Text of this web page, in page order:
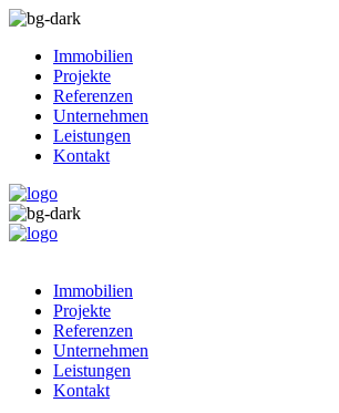
Immobilien
Projekte
Referenzen
Unternehmen
Leistungen
Kontakt
Immobilien
Projekte
Referenzen
Unternehmen
Leistungen
Kontakt